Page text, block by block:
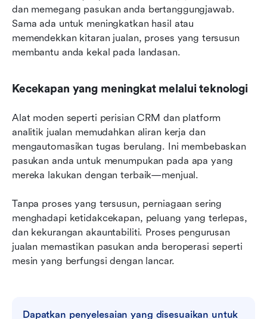
dan memegang pasukan anda bertanggungjawab.
Sama ada untuk meningkatkan hasil atau
memendekkan kitaran jualan, proses yang tersusun
membantu anda kekal pada landasan.
Kecekapan yang meningkat melalui teknologi
Alat moden seperti perisian CRM dan platform
analitik jualan memudahkan aliran kerja dan
mengautomasikan tugas berulang. Ini membebaskan
pasukan anda untuk menumpukan pada apa yang
mereka lakukan dengan terbaik—menjual.
Tanpa proses yang tersusun, perniagaan sering
menghadapi ketidakcekapan, peluang yang terlepas,
dan kekurangan akauntabiliti. Proses pengurusan
jualan memastikan pasukan anda beroperasi seperti
mesin yang berfungsi dengan lancar.
Dapatkan penyelesaian yang disesuaikan untuk